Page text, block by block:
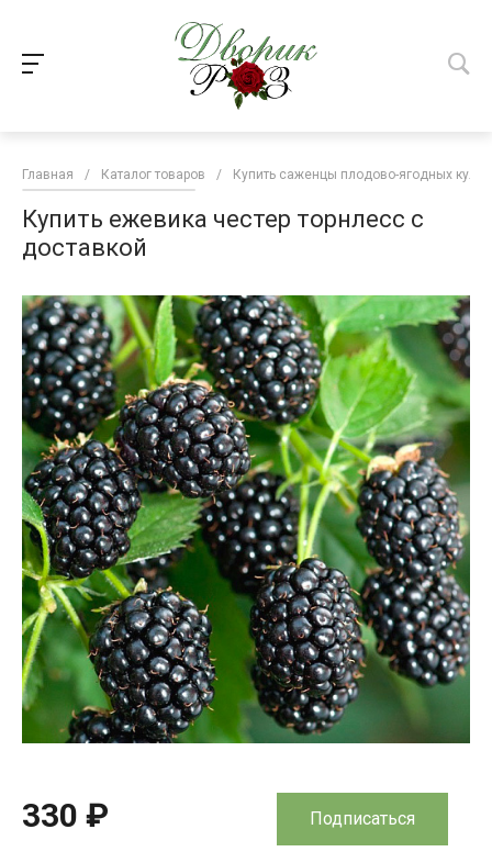
Главная / Каталог товаров / Купить саженцы плодово-ягодных
Купить ежевика честер торнлесс с
доставкой
330 ₽ Подписаться